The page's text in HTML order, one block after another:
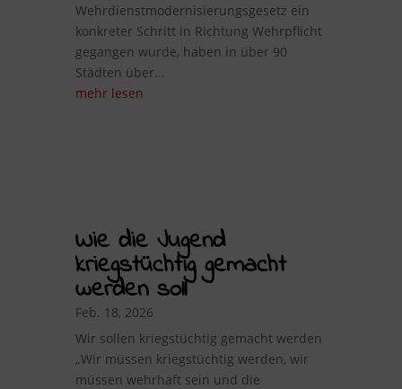
Wehrdienstmodernisierungsgesetz ein
konkreter Schritt in Richtung Wehrpflicht
gegangen wurde, haben in über 90
Städten über...
mehr lesen
Wie die Jugend
kriegstüchtig gemacht
werden soll
Feb. 18, 2026
Wir sollen kriegstüchtig gemacht werden
„Wir müssen kriegstüchtig werden, wir
müssen wehrhaft sein und die